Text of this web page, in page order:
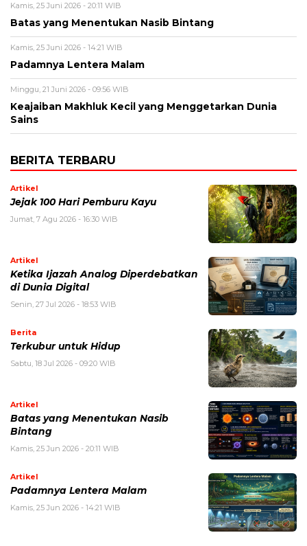
Kamis, 25 Juni 2026 - 20:11 WIB
Batas yang Menentukan Nasib Bintang
Kamis, 25 Juni 2026 - 14:21 WIB
Padamnya Lentera Malam
Minggu, 21 Juni 2026 - 09:56 WIB
Keajaiban Makhluk Kecil yang Menggetarkan Dunia
Sains
BERITA TERBARU
Artikel
Jejak 100 Hari Pemburu Kayu
Jumat, 7 Agu 2026 - 16:30 WIB
Artikel
Ketika Ijazah Analog Diperdebatkan
di Dunia Digital
Senin, 27 Jul 2026 - 18:53 WIB
Berita
Terkubur untuk Hidup
Sabtu, 18 Jul 2026 - 09:20 WIB
Artikel
Batas yang Menentukan Nasib
Bintang
Kamis, 25 Jun 2026 - 20:11 WIB
Artikel
Padamnya Lentera Malam
Kamis, 25 Jun 2026 - 14:21 WIB